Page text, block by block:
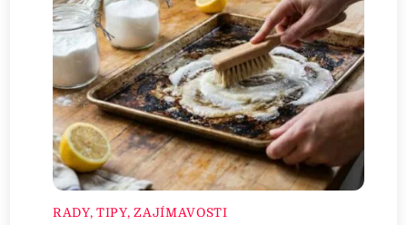
RADY, TIPY, ZAJÍMAVOSTI